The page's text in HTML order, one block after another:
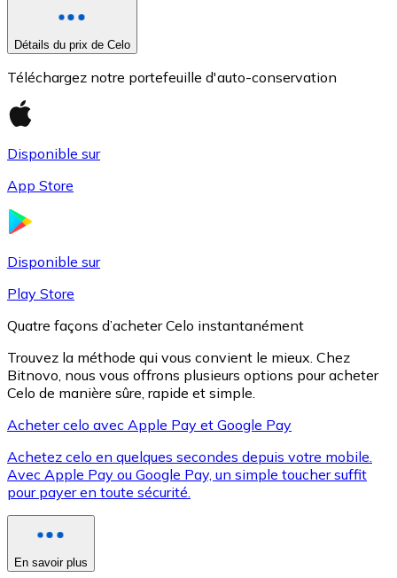
XRP
XRP
Voir toutes
Détails du prix de Celo
Téléchargez notre portefeuille d'auto-conservation
Disponible sur
App Store
Disponible sur
Play Store
Quatre façons d’acheter Celo instantanément
Trouvez la méthode qui vous convient le mieux. Chez
Bitnovo, nous vous offrons plusieurs options pour acheter
Celo de manière sûre, rapide et simple.
Acheter celo avec Apple Pay et Google Pay
Achetez celo en quelques secondes depuis votre mobile.
Avec Apple Pay ou Google Pay, un simple toucher suffit
pour payer en toute sécurité.
En savoir plus